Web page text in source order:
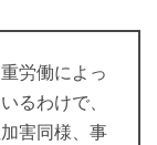
労働によっ
るわけで、
害同様、事